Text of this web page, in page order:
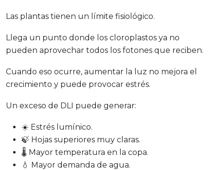
Las plantas tienen un límite fisiológico.
Llega un punto donde los cloroplastos ya no
pueden aprovechar todos los fotones que reciben.
Cuando eso ocurre, aumentar la luz no mejora el
crecimiento y puede provocar estrés.
Un exceso de DLI puede generar:
☀️ Estrés lumínico.
🍃 Hojas superiores muy claras.
🌡️ Mayor temperatura en la copa.
💧 Mayor demanda de agua.